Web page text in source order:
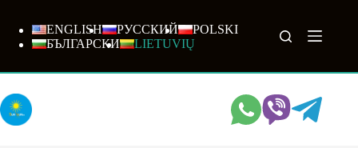
content
ENGLISH РУССКИЙ
POLSKI
БЪЛГАРСКИ
LIETUVIŲ